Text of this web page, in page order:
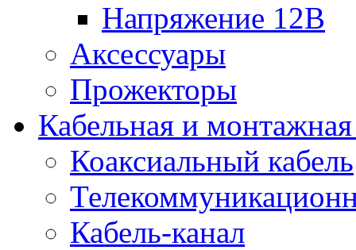
Напряжение 12В
Аксессуары
Прожекторы
Кабельная и
Коаксиальный кабель
Кабель-канал